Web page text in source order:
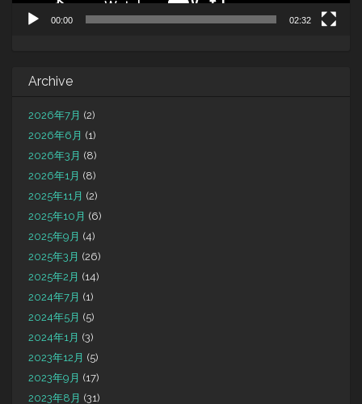
00:00 02:32
Archive
2026年7月 (2)
2026年6月 (1)
2026年3月 (8)
2026年1月 (8)
2025年11月 (2)
2025年10月 (6)
2025年9月 (4)
2025年3月 (26)
2025年2月 (14)
2024年7月 (1)
2024年5月 (5)
2024年1月 (3)
2023年12月 (5)
2023年9月 (17)
2023年8月 (31)